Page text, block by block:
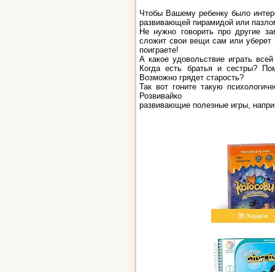
Чтобы Вашему ребенку было
развивающей пирамидой или
Не нужно говорить про другие
сложит свои вещи сам или
поиграете!
А какое удовольствие играть
Когда есть братья и сестры?
Возможно грядет старость?
Так вот гоните такую
Розвивайко
развивающие полезные игры,